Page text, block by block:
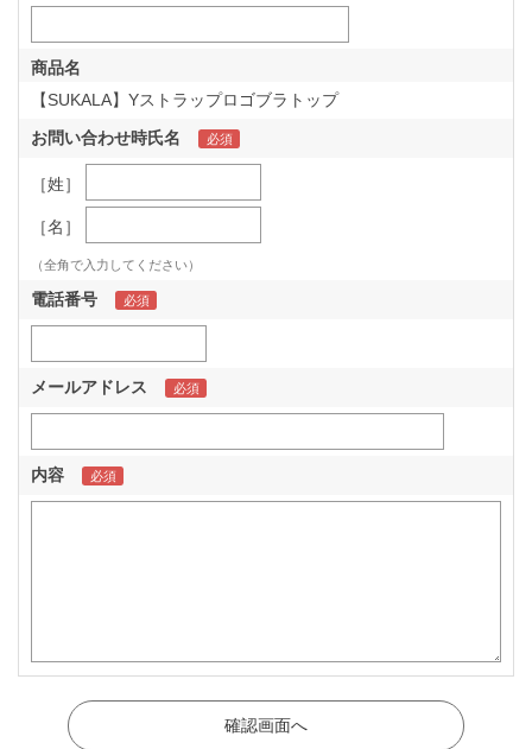
商品名
【SUKALA】Yストラップロゴブラトップ
お問い合わせ時氏名
［姓］
［名］
（全角で入力してください）
電話番号
メールアドレス
内容